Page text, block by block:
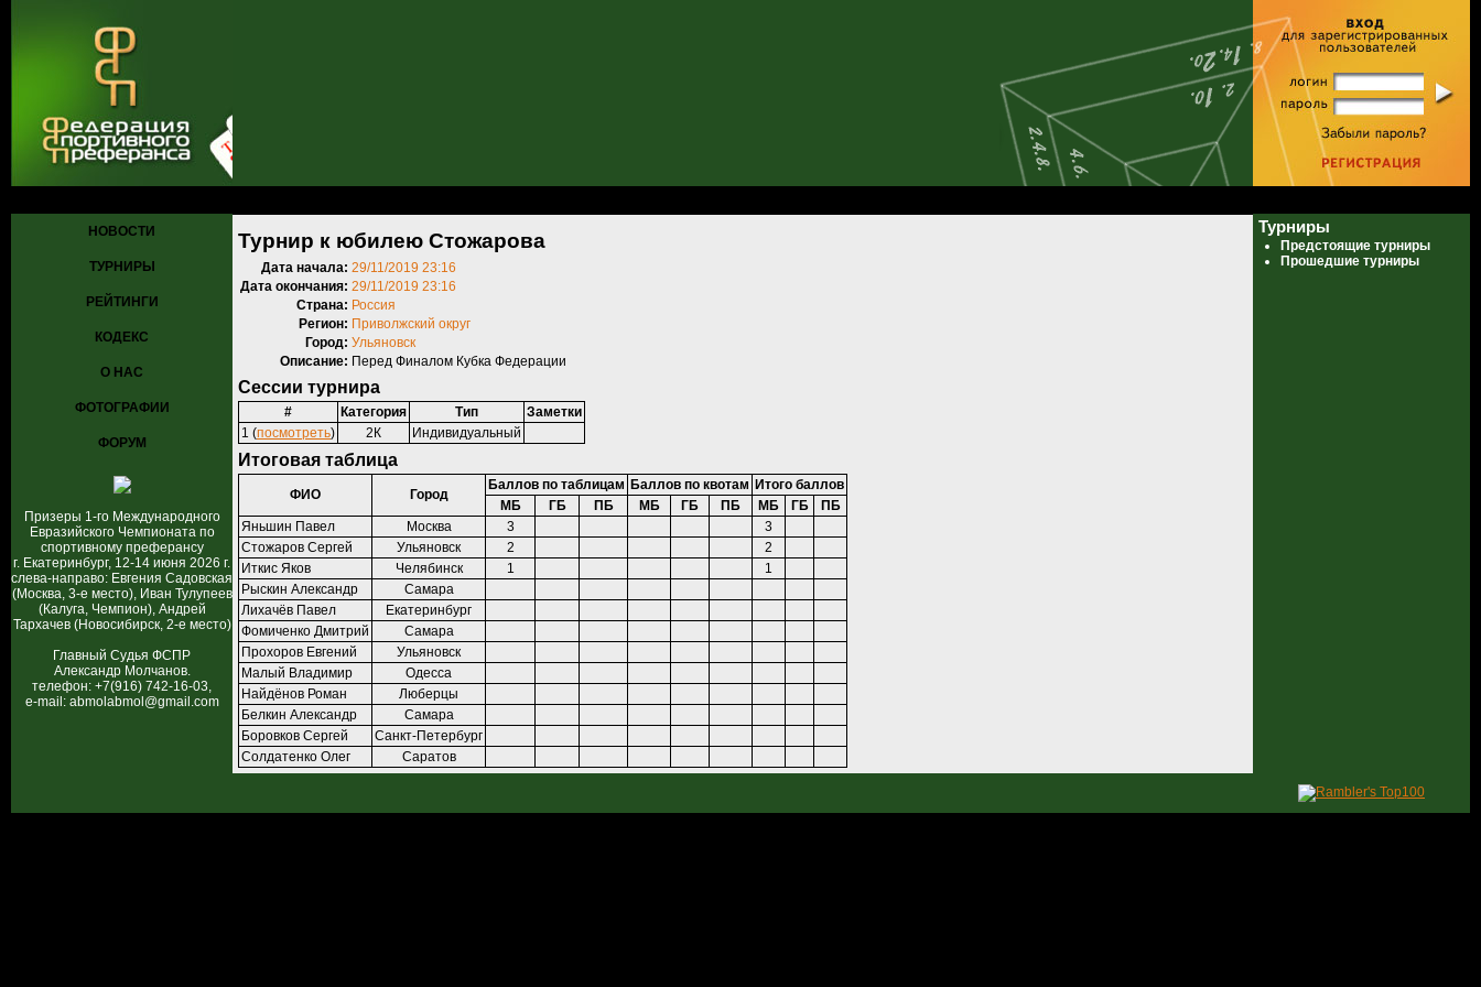
НОВОСТИ
ТУРНИРЫ
РЕЙТИНГИ
КОДЕКС
О НАС
ФОТОГРАФИИ
ФОРУМ
Призеры 1-го Международного
Евразийского Чемпионата по
спортивному преферансу
г. Екатеринбург, 12-14 июня 2026 г.
слева-направо: Евгения Садовская
(Москва, 3-е место), Иван Тулупеев
(Калуга, Чемпион), Андрей
Тархачев (Новосибирск, 2-е место)
Главный Судья ФСПР
Александр Молчанов.
телефон: +7(916) 742-16-03,
e-mail: abmolabmol@gmail.com
Турнир к юбилею Стожарова
Дата начала: 29/11/2019 23:16
Дата окончания: 29/11/2019 23:16
Страна: Россия
Регион: Приволжский округ
Город: Ульяновск
Описание: Перед Финалом Кубка Федерации
Сессии турнира
# Категория Тип
Заметки
1 (посмотреть) 2К Индивидуальный
Итоговая таблица
ФИО Город
Баллов по таблицам Баллов по квотам Итого баллов
МБ
ГБ ПБ МБ ГБ ПБ МБ ГБ
ПБ
Яньшин Павел
Москва 3
3
Стожаров Сергей
Ульяновск 2
2
Иткис Яков
Челябинск 1
1
Рыскин Александр
Самара
Лихачёв Павел
Екатеринбург
Фомиченко Дмитрий
Самара
Прохоров Евгений
Ульяновск
Малый Владимир
Одесса
Найдёнов Роман
Люберцы
Белкин Александр
Самара
Боровков Сергей
Санкт-Петербург
Солдатенко Олег
Саратов
Турниры
Предстоящие турниры
Прошедшие турниры